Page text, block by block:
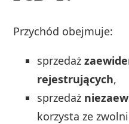
Przychód obejmuje:
sprzedaż
rejestrujących,
sprzedaż
korzysta ze